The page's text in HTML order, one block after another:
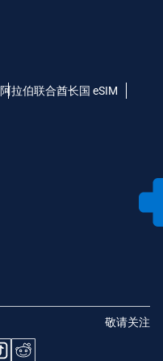
阿拉伯联合酋长国 eSIM
敬请关注